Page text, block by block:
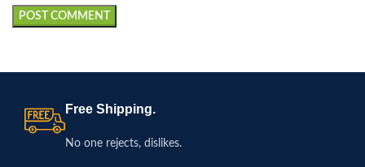
Free Shipping.
No one rejects, dislikes.